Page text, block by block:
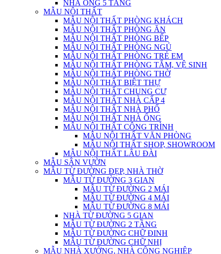
NHÀ ỐNG 5 TẦNG
MẪU NỘI THẤT
MẪU NỘI THẤT PHÒNG KHÁCH
MẪU NỘI THẤT PHÒNG ĂN
MẪU NỘI THẤT PHÒNG BẾP
MẪU NỘI THẤT PHÒNG NGỦ
MẪU NỘI THẤT PHÒNG TRẺ EM
MẪU NỘI THẤT PHÒNG TẮM, VỆ SINH
MẪU NỘI THẤT PHÒNG THỜ
MẪU NỘI THẤT BIỆT THỰ
MẪU NỘI THẤT CHUNG CƯ
MẪU NỘI THẤT NHÀ CẤP 4
MẪU NỘI THẤT NHÀ PHỐ
MẪU NỘI THẤT NHÀ ỐNG
MẪU NỘI THẤT CÔNG TRÌNH
MẪU NỘI THẤT VĂN PHÒNG
MẪU NỘI THẤT SHOP, SHOWROOM
MẪU NỘI THẤT LÂU ĐÀI
MẪU SÂN VƯỜN
MẪU TỪ ĐƯỜNG ĐẸP, NHÀ THỜ
MẪU TỪ ĐƯỜNG 3 GIAN
MẪU TỪ ĐƯỜNG 2 MÁI
MẪU TỪ ĐƯỜNG 4 MÁI
MẪU TỪ ĐƯỜNG 8 MÁI
NHÀ TỪ ĐƯỜNG 5 GIAN
MẪU TỪ ĐƯỜNG 2 TẦNG
MẪU TỪ ĐƯỜNG CHỮ ĐINH
MẪU TỪ ĐƯỜNG CHỮ NHỊ
MẪU NHÀ XƯỞNG, NHÀ CÔNG NGHIỆP